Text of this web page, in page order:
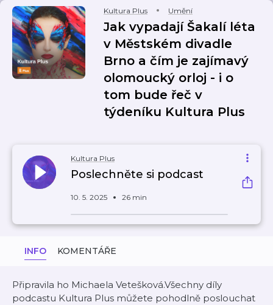
Kultura Plus Umění
Jak vypadají Šakalí léta
v Městském divadle
Brno a čím je zajímavý
olomoucký orloj - i o
tom bude řeč v
týdeníku Kultura Plus
Kultura Plus
Poslechněte si podcast
10. 5. 2025 26 min
INFO KOMENTÁŘE
Připravila ho Michaela Vetešková.Všechny díly
podcastu Kultura Plus můžete pohodlně poslouchat